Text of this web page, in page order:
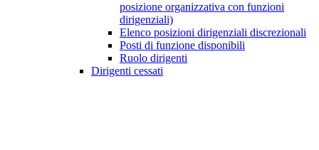
posizione organizzativa con funzioni
dirigenziali)
Elenco posizioni dirigenziali discrezionali
Posti di funzione disponibili
Ruolo dirigenti
Dirigenti cessati